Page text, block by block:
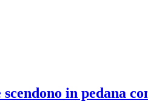
in pedana